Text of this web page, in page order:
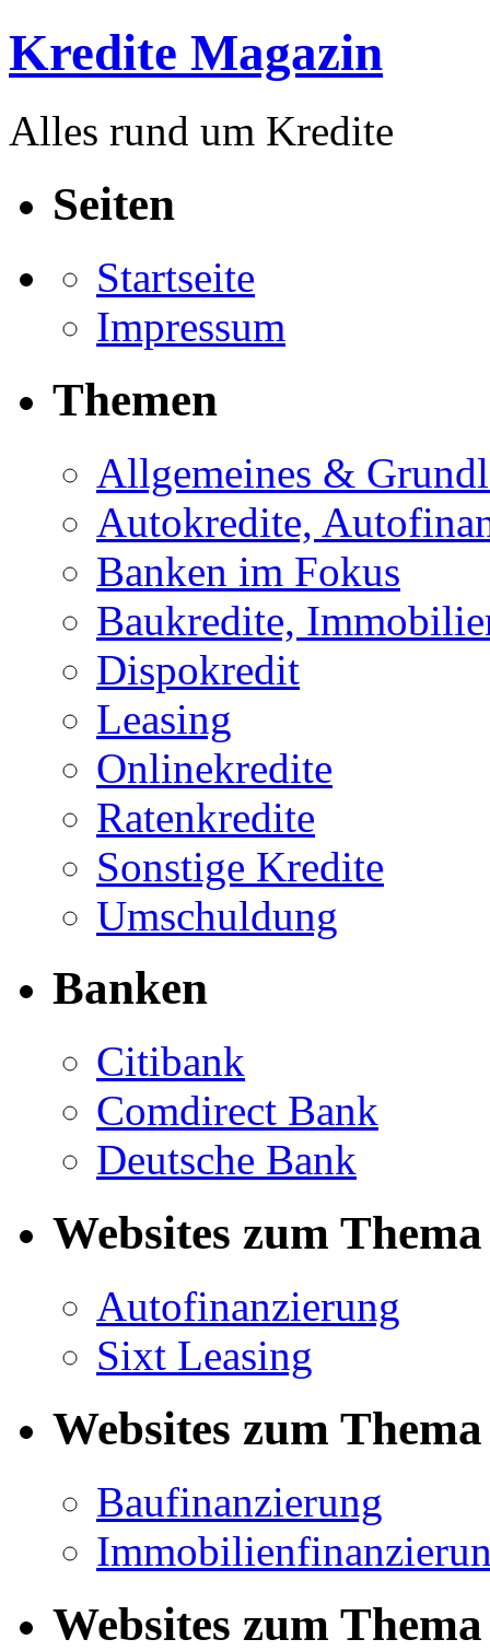
Kredite Magazin
Alles rund um Kredite
Seiten
Startseite
Impressum
Themen
Allgemeines &
Autokredite,
Banken im Fokus
Baukredite,
Dispokredit
Leasing
Onlinekredite
Ratenkredite
Sonstige Kredite
Umschuldung
Banken
Citibank
Comdirect Bank
Deutsche Bank
Websites zum
Autofinanzierung
Sixt Leasing
Websites zum
Baufinanzierung
Websites zum